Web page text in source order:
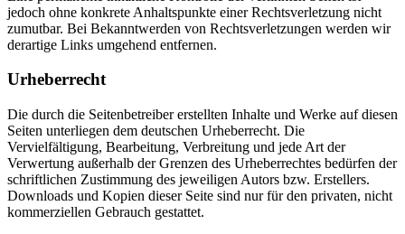
jedoch ohne konkrete Anhaltspunkte einer Rechtsverletzung nicht
zumutbar. Bei Bekanntwerden von Rechtsverletzungen werden wir
derartige Links umgehend entfernen.
Urheberrecht
Die durch die Seitenbetreiber erstellten Inhalte und Werke auf diesen
Seiten unterliegen dem deutschen Urheberrecht. Die
Vervielfältigung, Bearbeitung, Verbreitung und jede Art der
Verwertung außerhalb der Grenzen des Urheberrechtes bedürfen der
schriftlichen Zustimmung des jeweiligen Autors bzw. Erstellers.
Downloads und Kopien dieser Seite sind nur für den privaten, nicht
kommerziellen Gebrauch gestattet.